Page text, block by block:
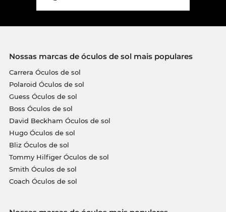
Nossas marcas de óculos de sol mais populares
Carrera Óculos de sol
Polaroid Óculos de sol
Guess Óculos de sol
Boss Óculos de sol
David Beckham Óculos de sol
Hugo Óculos de sol
Bliz Óculos de sol
Tommy Hilfiger Óculos de sol
Smith Óculos de sol
Coach Óculos de sol